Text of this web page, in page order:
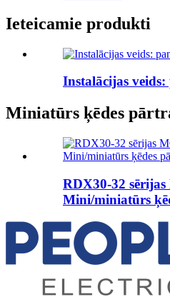
Ieteicamie produkti
Instalācijas
Miniatūrs ķēdes
RDX30-32
Mini/miniatūrs